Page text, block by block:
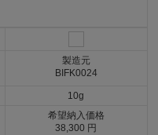
製造元
BIFK0024
10g
希望納入価格
38,300 円